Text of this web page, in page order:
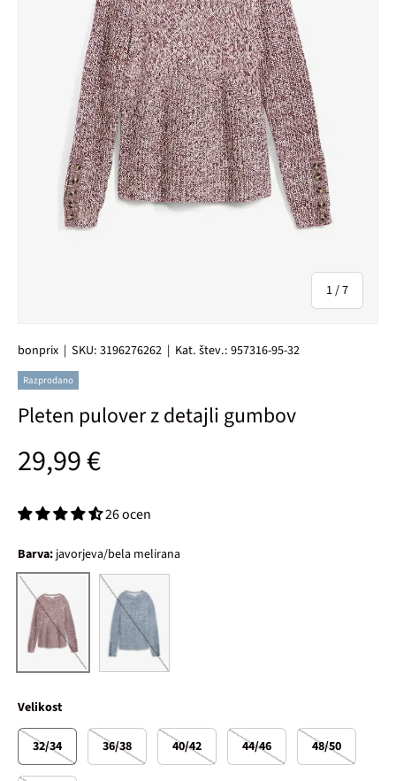
1/od
7
bonprix | SKU: 3196276262 | Kat. štev.: 957316-95-32
Razprodano
Pleten pulover z detajli gumbov
Običajna cena
29,99 €
26 ocen
Barva: javorjeva/bela melirana
javorjeva/bela meliranabarva jeansa/bela melirana
Velikost
32/34 36/38 40/42 44/46 48/50